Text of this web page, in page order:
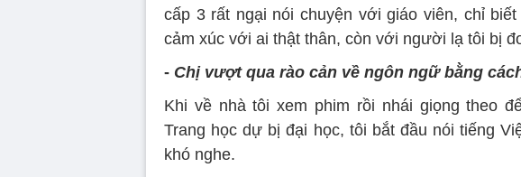
cấp 3 rất ngại nói chuyện với giáo viên, chỉ
cảm xúc với ai thật thân, còn với người lạ tôi bị
- Chị vượt qua rào cản về ngôn ngữ bằng
Khi về nhà tôi xem phim rồi nhái giọng theo
Trang học dự bị đại học, tôi bắt đầu nói tiếng
khó nghe.